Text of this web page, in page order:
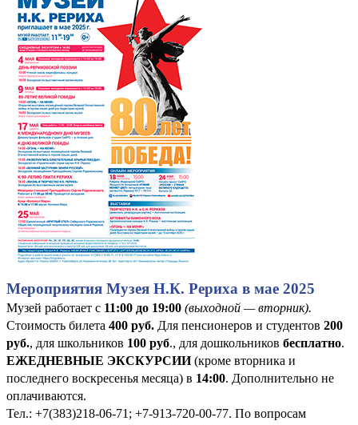
Мероприятия Музея Н.К. Рериха в мае 2025
Музей работает с 11:00 до 19:00 (выходной — вторник).
Стоимость билета 400 руб. Для пенсионеров и студентов 200
руб., для школьников 100 руб., для дошкольников бесплатно.
ЕЖЕДНЕВНЫЕ ЭКСКУРСИИ(кроме вторника и
последнего воскресенья месяца) в 14:00. Дополнительно не
оплачиваются.
Тел.: +7(383)218-06-71; +7-913-720-00-77. По вопросам